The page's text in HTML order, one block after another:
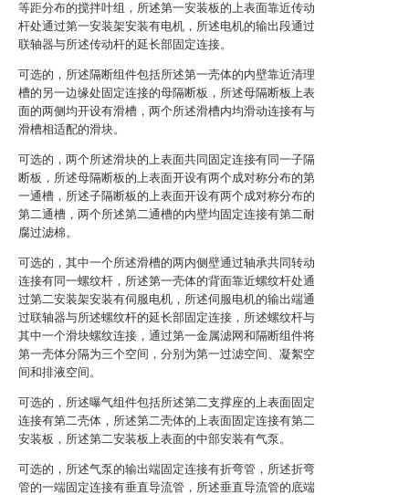
等距分布的搅拌叶组，所述第一安装板的上表面靠近传动
杆处通过第一安装架安装有电机，所述电机的输出段通过
联轴器与所述传动杆的延长部固定连接。
可选的，所述隔断组件包括所述第一壳体的内壁靠近清理
槽的另一边缘处固定连接的母隔断板，所述母隔断板上表
面的两侧均开设有滑槽，两个所述滑槽内均滑动连接有与
滑槽相适配的滑块。
可选的，两个所述滑块的上表面共同固定连接有同一子隔
断板，所述母隔断板的上表面开设有两个成对称分布的第
一通槽，所述子隔断板的上表面开设有两个成对称分布的
第二通槽，两个所述第二通槽的内壁均固定连接有第二耐
腐过滤棉。
可选的，其中一个所述滑槽的两内侧壁通过轴承共同转动
连接有同一螺纹杆，所述第一壳体的背面靠近螺纹杆处通
过第二安装架安装有伺服电机，所述伺服电机的输出端通
过联轴器与所述螺纹杆的延长部固定连接，所述螺纹杆与
其中一个滑块螺纹连接，通过第一金属滤网和隔断组件将
第一壳体分隔为三个空间，分别为第一过滤空间、凝絮空
间和排液空间。
可选的，所述曝气组件包括所述第二支撑座的上表面固定
连接有第二壳体，所述第二壳体的上表面固定连接有第二
安装板，所述第二安装板上表面的中部安装有气泵。
可选的，所述气泵的输出端固定连接有折弯管，所述折弯
管的一端固定连接有垂直导流管，所述垂直导流管的底端